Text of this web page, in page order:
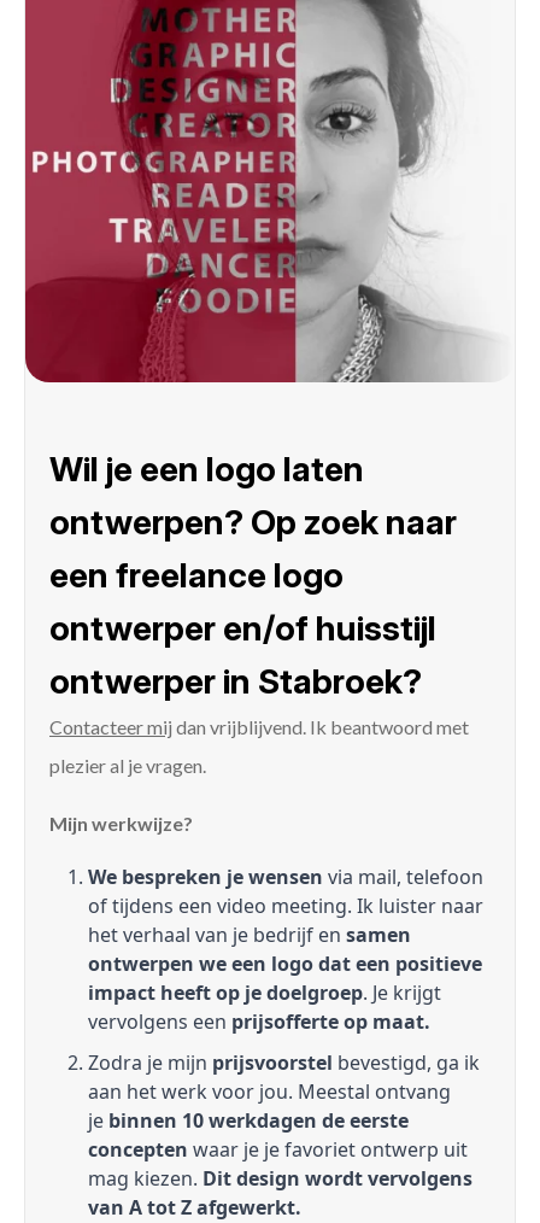
Wil je een logo laten
ontwerpen? Op zoek naar
een freelance logo
ontwerper en/of huisstijl
ontwerper in Stabroek?
Contacteer mij dan vrijblijvend. Ik beantwoord met
plezier al je vragen.
Mijn werkwijze?
We bespreken je wensen via mail, telefoon
of tijdens een video meeting. Ik luister naar
het verhaal van je bedrijf en samen
ontwerpen we een logo dat een positieve
impact heeft op je doelgroep. Je krijgt
vervolgens een prijsofferte op maat.
Zodra je mijn prijsvoorstel bevestigd, ga ik
aan het werk voor jou. Meestal ontvang
je binnen 10 werkdagen de eerste
concepten waar je je favoriet ontwerp uit
mag kiezen. Dit design wordt vervolgens
van A tot Z afgewerkt.